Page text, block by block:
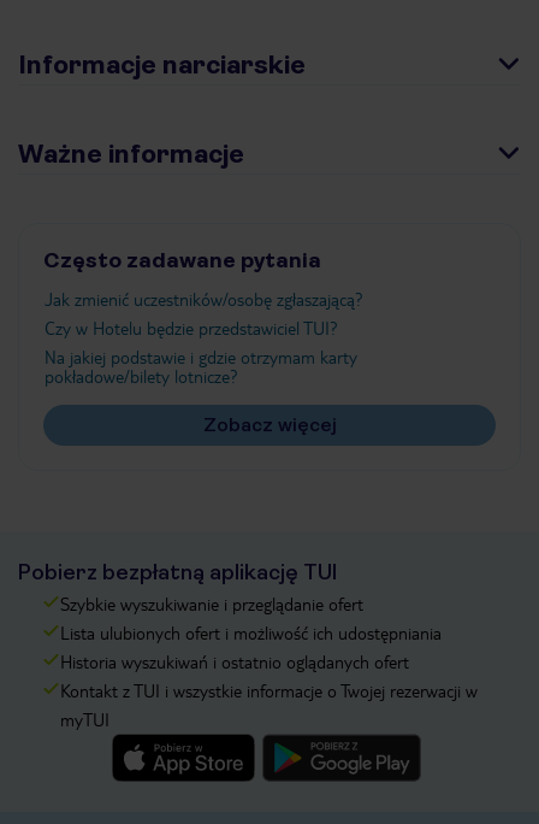
Informacje narciarskie
Ważne informacje
Często zadawane pytania
Jak zmienić uczestników/osobę zgłaszającą?
Czy w Hotelu będzie przedstawiciel TUI?
Na jakiej podstawie i gdzie otrzymam karty
pokładowe/bilety lotnicze?
Zobacz więcej
Pobierz bezpłatną aplikację TUI
Szybkie wyszukiwanie i przeglądanie ofert
Lista ulubionych ofert i możliwość ich udostępniania
Historia wyszukiwań i ostatnio oglądanych ofert
Kontakt z TUI i wszystkie informacje o Twojej rezerwacji w
myTUI